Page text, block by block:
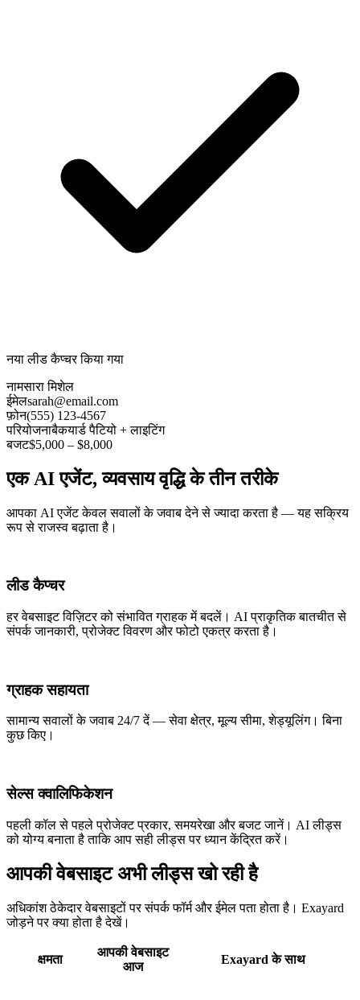
नया लीड कैप्चर किया गया
नामसारा मिशेल
ईमेलsarah@email.com
फ़ोन(555) 123-4567
परियोजनाबैकयार्ड पैटियो + लाइटिंग
बजट$5,000 – $8,000
एक AI एजेंट, व्यवसाय वृद्धि के तीन तरीके
आपका AI एजेंट केवल सवालों के जवाब देने से ज्यादा करता है — यह सक्रिय
रूप से राजस्व बढ़ाता है।
लीड कैप्चर
हर वेबसाइट विज़िटर को संभावित ग्राहक में बदलें। AI प्राकृतिक बातचीत से
संपर्क जानकारी, प्रोजेक्ट विवरण और फोटो एकत्र करता है।
ग्राहक सहायता
सामान्य सवालों के जवाब 24/7 दें — सेवा क्षेत्र, मूल्य सीमा, शेड्यूलिंग। बिना
कुछ किए।
सेल्स क्वालिफिकेशन
पहली कॉल से पहले प्रोजेक्ट प्रकार, समयरेखा और बजट जानें। AI लीड्स
को योग्य बनाता है ताकि आप सही लीड्स पर ध्यान केंद्रित करें।
आपकी वेबसाइट अभी लीड्स खो रही है
अधिकांश ठेकेदार वेबसाइटों पर संपर्क फॉर्म और ईमेल पता होता है। Exayard
जोड़ने पर क्या होता है देखें।
क्षमता
आपकी वेबसाइट
आज
Exayard के साथ